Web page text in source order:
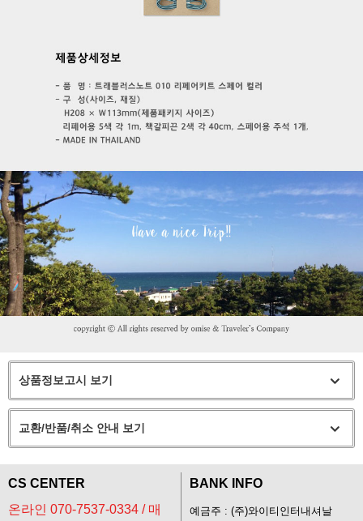
상품정보고시 보기
교환/반품/취소 안내 보기
CS CENTER
온라인 070-7537-0334 / 매
BANK INFO
예금주 : (주)와이티인터내셔날